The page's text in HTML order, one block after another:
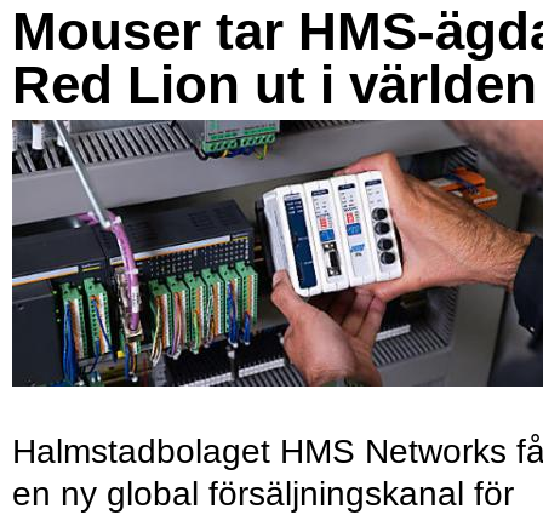
Mouser tar HMS-
Red Lion ut i världen
Halmstadbolaget HMS Networks
en ny global försäljningskanal för